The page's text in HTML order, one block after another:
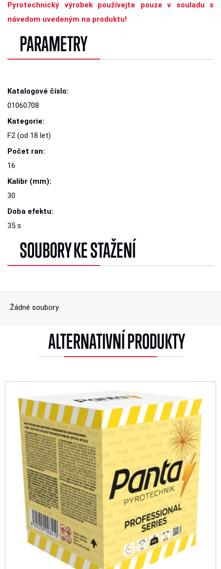
Pyrotechnický výrobek používejte pouze v souladu s
návedom uvedeným na produktu!
PARAMETRY
Katalogové číslo:
01060708
Kategorie:
F2 (od 18 let)
Počet ran:
16
Kalibr (mm):
30
Doba efektu:
35 s
SOUBORY KE STAŽENÍ
Žádné soubory
ALTERNATIVNÍ PRODUKTY